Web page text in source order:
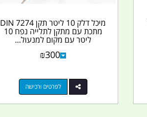
מיכל דלק 10 ליטר תקן DIN 7274
מתכת עם מתקן לתלייה נפח 10
ליטר עם מקום למנעול...
₪300
לפרטים ורכישה